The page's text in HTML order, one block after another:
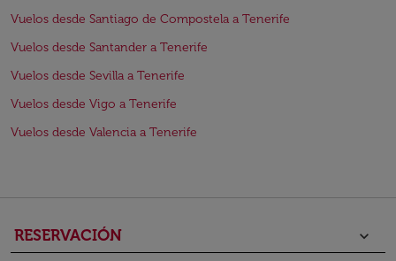
Vuelos desde Santiago de Compostela a Tenerife
Vuelos desde Santander a Tenerife
Vuelos desde Sevilla a Tenerife
Vuelos desde Vigo a Tenerife
Vuelos desde Valencia a Tenerife
RESERVACIÓN keyboard_arrow_down